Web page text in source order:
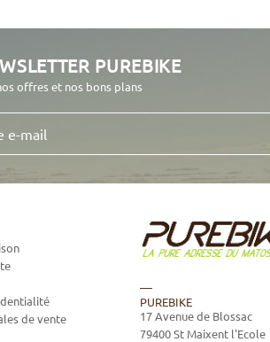
PUREBIKE
offres et nos bons plans
de vente
PUREBIKE
17 Avenue de Blossac
79400St Maixent l'Ecole